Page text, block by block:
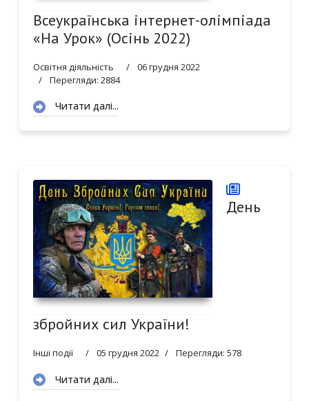
Всеукраїнська інтернет-олімпіада
«На Урок» (Осінь 2022)
Освітня діяльність
06 грудня 2022
Перегляди: 2884
Читати далі...
День
збройних сил України!
Інші події 05 грудня 2022 Перегляди: 578
Читати далі...